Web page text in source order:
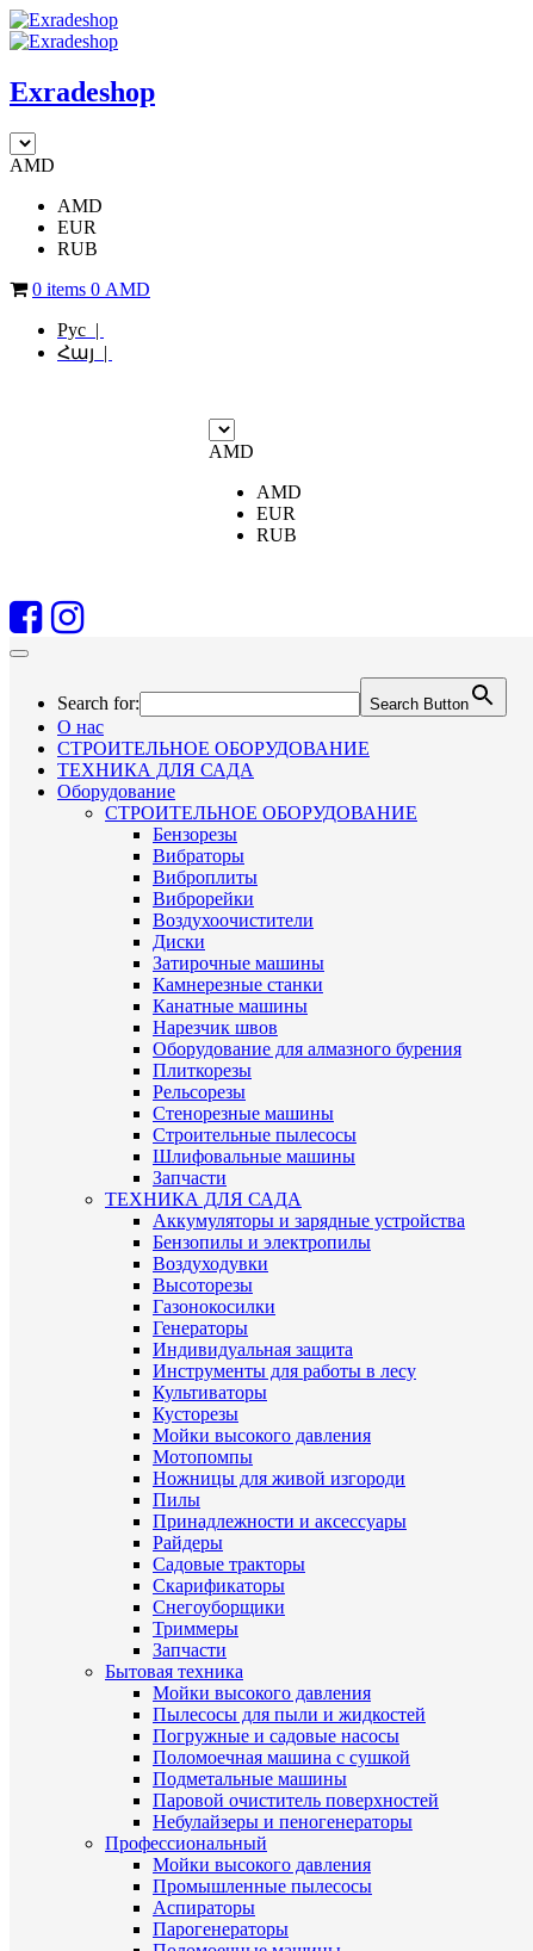
Exradeshop
AMD
AMD
EUR
RUB
0 items 0 AMD
Рус |
Հայ |
AMD
AMD
EUR
RUB
Search for: Search Button
О нас
СТРОИТЕЛЬНОЕ ОБОРУДОВАНИЕ
ТЕХНИКА ДЛЯ САДА
Оборудование
СТРОИТЕЛЬНОЕ ОБОРУДОВАНИЕ
Бензорезы
Вибраторы
Виброплиты
Виброрейки
Воздухоочистители
Диски
Затирочные машины
Камнерезные станки
Канатные машины
Нарезчик швов
Оборудование для алмазного бурения
Плиткорезы
Рельсорезы
Стенорезные машины
Строительные пылесосы
Шлифовальные машины
Запчасти
ТЕХНИКА ДЛЯ САДА
Аккумуляторы и зарядные устройства
Бензопилы и электропилы
Воздуходувки
Высоторезы
Газонокосилки
Генераторы
Индивидуальная защита
Инструменты для работы в лесу
Культиваторы
Кусторезы
Мойки высокого давления
Мотопомпы
Ножницы для живой изгороди
Пилы
Принадлежности и аксессуары
Райдеры
Садовые тракторы
Скарификаторы
Снегоуборщики
Триммеры
Запчасти
Бытовая техника
Мойки высокого давления
Пылесосы для пыли и жидкостей
Погружные и садовые насосы
Поломоечная машина с сушкой
Подметальные машины
Паровой очиститель поверхностей
Небулайзеры и пеногенераторы
Профессиональный
Мойки высокого давления
Промышленные пылесосы
Аспираторы
Парогенераторы